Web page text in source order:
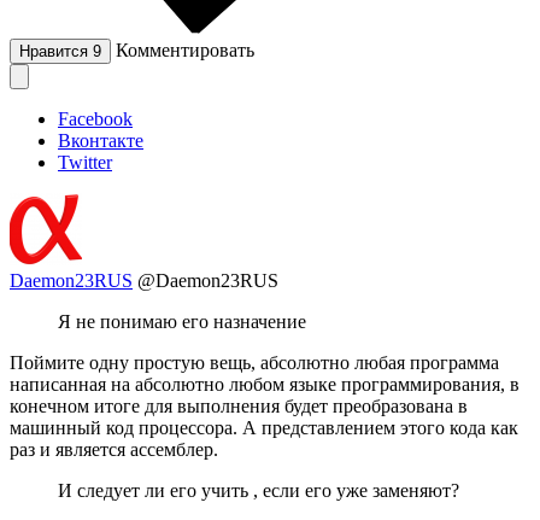
Нравится 9 Комментировать
Facebook
Вконтакте
Twitter
Daemon23RUS @Daemon23RUS
Я не понимаю его назначение
Поймите одну простую вещь, абсолютно любая программа
написанная на абсолютно любом языке программирования, в
конечном итоге для выполнения будет преобразована в
машинный код процессора. А представлением этого кода как
раз и является ассемблер.
И следует ли его учить , если его уже заменяют?